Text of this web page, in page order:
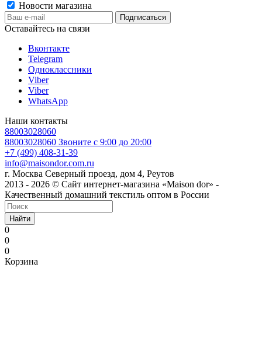
Новости магазина
Оставайтесь на связи
Вконтакте
Telegram
Одноклассники
Viber
Viber
WhatsApp
Наши контакты
88003028060
88003028060 Звоните с 9:00 до 20:00
+7 (499) 408-31-39
info@maisondor.com.ru
г. Москва Северный проезд, дом 4, Реутов
2013 - 2026 © Сайт интернет-магазина «Maison dor» -
Качественный домашний текстиль оптом в России
Найти
0
0
0
Корзина